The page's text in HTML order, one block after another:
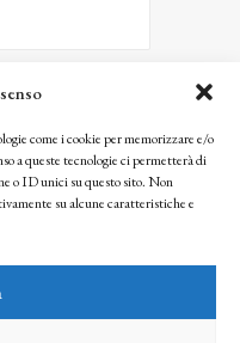
come i cookie per memorizzare e/o
a queste tecnologie ci permetterà di
o ID unici su questo sito. Non
su alcune caratteristiche e
saranno trattate
Matteucci